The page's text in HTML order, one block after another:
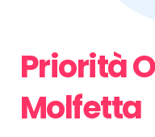
Priorità
Molfetta